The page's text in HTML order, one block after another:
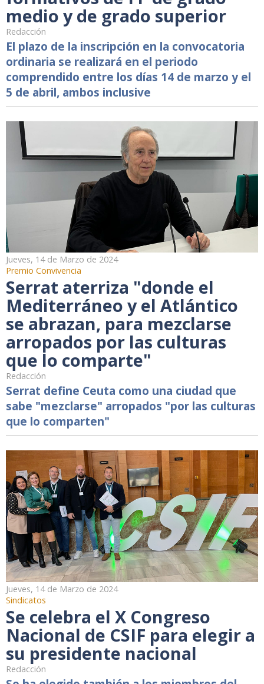
medio y de grado superior
Redacción
El plazo de la inscripción en la convocatoria
ordinaria se realizará en el periodo
comprendido entre los días 14 de marzo y el
5 de abril, ambos inclusive
Jueves, 14 de Marzo de 2024
Premio Convivencia
Serrat aterriza "donde el
Mediterráneo y el Atlántico
se abrazan, para mezclarse
arropados por las culturas
que lo comparte"
Redacción
Serrat define Ceuta como una ciudad que
sabe "mezclarse" arropados "por las culturas
que lo comparten"
Jueves, 14 de Marzo de 2024
Sindicatos
Se celebra el X Congreso
Nacional de CSIF para elegir a
su presidente nacional
Redacción